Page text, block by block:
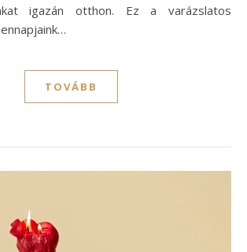
igazán otthon. Ez a varázslatos
TOVÁBB